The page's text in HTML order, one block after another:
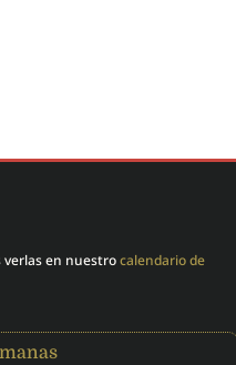
verlas en nuestrocalendario de